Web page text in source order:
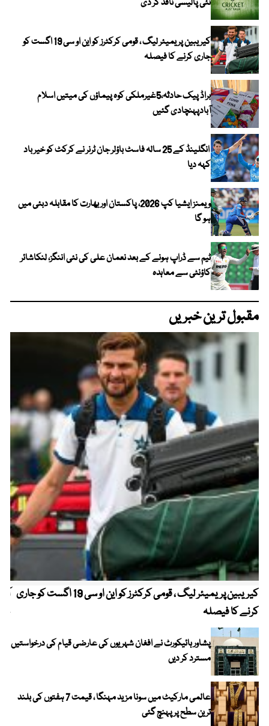
نئی پالیسی نافذ کر دی
کیریبین پریمیئر لیگ ، قومی کرکٹرز کو این او سی 19 اگست کو
جاری کرنے کا فیصلہ
براڈ پیک حادثہ،5غیرملکی کوہ پیماؤں کی میتیں اسلام
آبادپہنچادی گئیں
انگلینڈ کے 25 سالہ فاسٹ باؤلر جان ٹرنر نے کرکٹ کو خیر باد
کہہ دیا
ویمنز ایشیا کپ 2026، پاکستان اور بھارت کا مقابلہ دبئی میں
ہو گا
ٹیم سے ڈراپ ہونے کے بعد نعمان علی کی نئی اننگز، لنکاشائر
کاؤنٹی سے معاہدہ
مقبول ترین خبریں
کیریبین پریمیئر لیگ ، قومی کرکٹرز کو این او سی 19 اگست کو جاری
کرنے کا فیصلہ
پشاور ہائیکورٹ نے افغان شہریوں کی عارضی قیام کی درخواستیں
مسترد کر دیں
عالمی مارکیٹ میں سونا مزید مہنگا ، قیمت 7 ہفتوں کی بلند
ترین سطح پر پہنچ گئی